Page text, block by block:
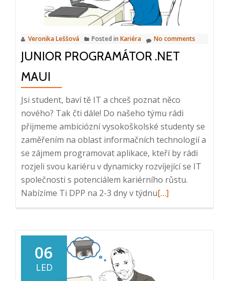
Veronika Leššová Posted in Kariéra No comments
JUNIOR PROGRAMÁTOR .NET
MAUI
Jsi student, baví tě IT a chceš poznat něco
nového? Tak čti dále! Do našeho týmu rádi
přijmeme ambiciózní vysokoškolské studenty se
zaměřením na oblast informačních technologií a
se zájmem programovat aplikace, kteří by rádi
rozjeli svou kariéru v dynamicky rozvíjející se IT
společnosti s potenciálem kariérního růstu.
Nabízíme Ti DPP na 2-3 dny v týdnuRead
[…]
06
LED